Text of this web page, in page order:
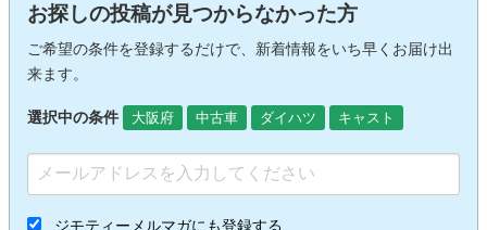
お探しの投稿が見つからなかった方
ご希望の条件を登録するだけで、新着情報をいち早くお届け出
来ます。
選択中の条件 大阪府 中古車 ダイハツ キャスト
ジモティーメルマガにも登録する